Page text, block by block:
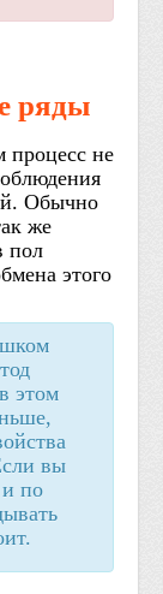
ряды
процесс не
Обычно
же
пол
этого
этом
вы
и по